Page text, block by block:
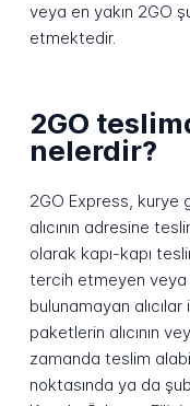
veya en yakın 2GO
etmektedir.
2GO
nelerdir?
2GO Express, kurye
alıcının adresine
olarak kapı-kapı
tercih etmeyen
bulunamayan
paketlerin alıcının
zamanda teslim
noktasında ya da